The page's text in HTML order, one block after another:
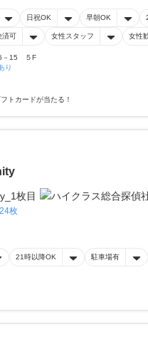
日祝OK 早朝OK
済可 女性スタッフ 女性
－15 ５F
り
トカードが当たる！
枚
21時以降OK 駐車場有